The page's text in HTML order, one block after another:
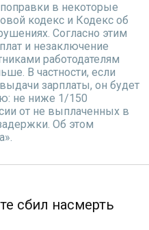
в некоторые
кодекс и Кодекс об
Согласно этим
и незаключение
работодателям
В частности, если
зарплаты, он будет
не ниже 1/150
от не выплаченных в
Об этом
сбил насмерть